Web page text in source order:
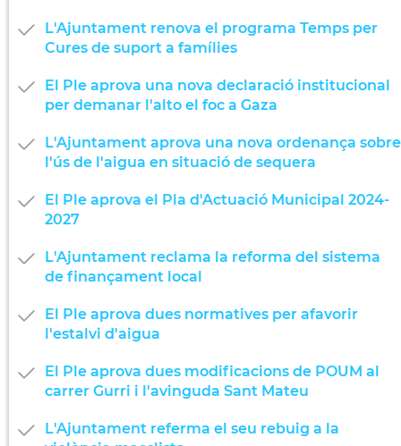
L'Ajuntament renova el programa Temps per
Cures de suport a famílies
El Ple aprova una nova declaració institucional
per demanar l'alto el foc a Gaza
L'Ajuntament aprova una nova ordenança sobre
l'ús de l'aigua en situació de sequera
El Ple aprova el Pla d'Actuació Municipal 2024-
2027
L'Ajuntament reclama la reforma del sistema
de finançament local
El Ple aprova dues normatives per afavorir
l'estalvi d'aigua
El Ple aprova dues modificacions de POUM al
carrer Gurri i l'avinguda Sant Mateu
L'Ajuntament referma el seu rebuig a la